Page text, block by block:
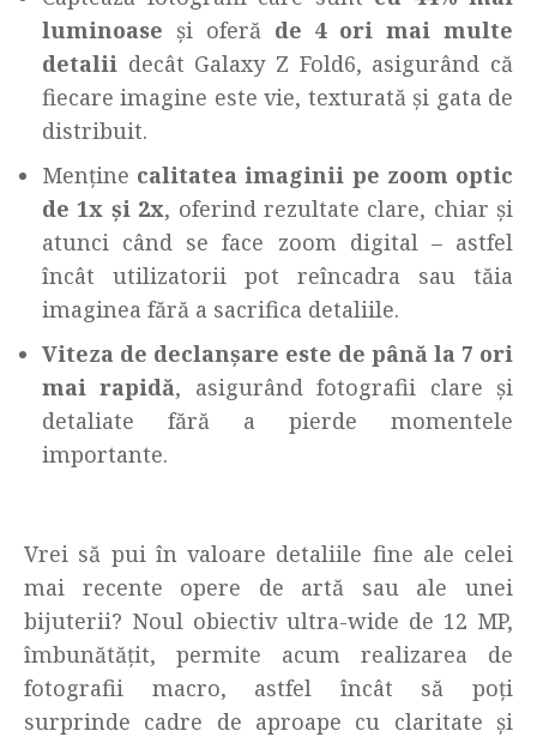
luminoase și oferă de 4 ori mai multe
detalii decât Galaxy Z Fold6, asigurând că
fiecare imagine este vie, texturată și gata de
distribuit.
Menține calitatea imaginii pe zoom optic
de 1x și 2x, oferind rezultate clare, chiar și
atunci când se face zoom digital – astfel
încât utilizatorii pot reîncadra sau tăia
imaginea fără a sacrifica detaliile.
Viteza de declanșare este de până la 7 ori
mai rapidă, asigurând fotografii clare și
detaliate fără a pierde momentele
importante.
Vrei să pui în valoare detaliile fine ale celei
mai recente opere de artă sau ale unei
bijuterii? Noul obiectiv ultra-wide de 12 MP,
îmbunătățit, permite acum realizarea de
fotografii macro, astfel încât să poți
surprinde cadre de aproape cu claritate și